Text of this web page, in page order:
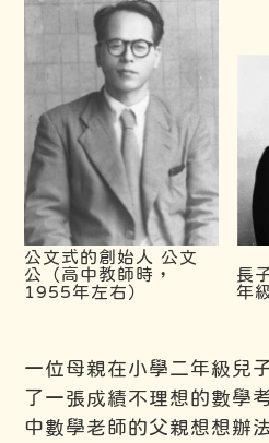
公文式的創始人 公文
公（高中教師時，
1955年左右）
長
年
一位母親在小學二年級兒
了一張成績不理想的數學
中數學老師的父親想想辦